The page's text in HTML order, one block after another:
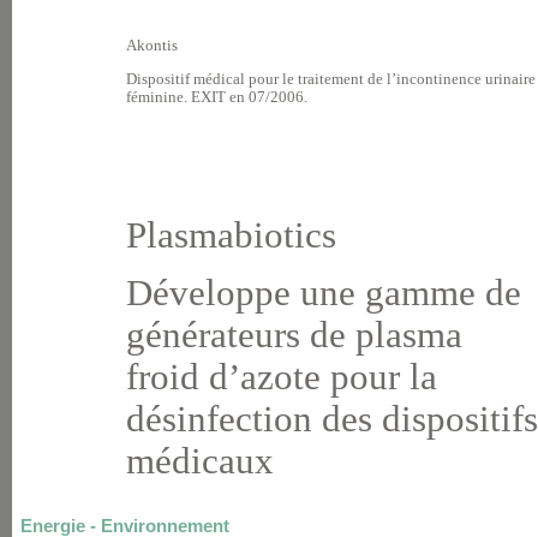
Akontis
Dispositif médical pour le traitement de l’incontinence urinaire
féminine. EXIT en 07/2006.
Plasmabiotics
Développe une gamme de
générateurs de plasma
froid d’azote pour la
désinfection des dispositifs
médicaux
Energie - Environnement